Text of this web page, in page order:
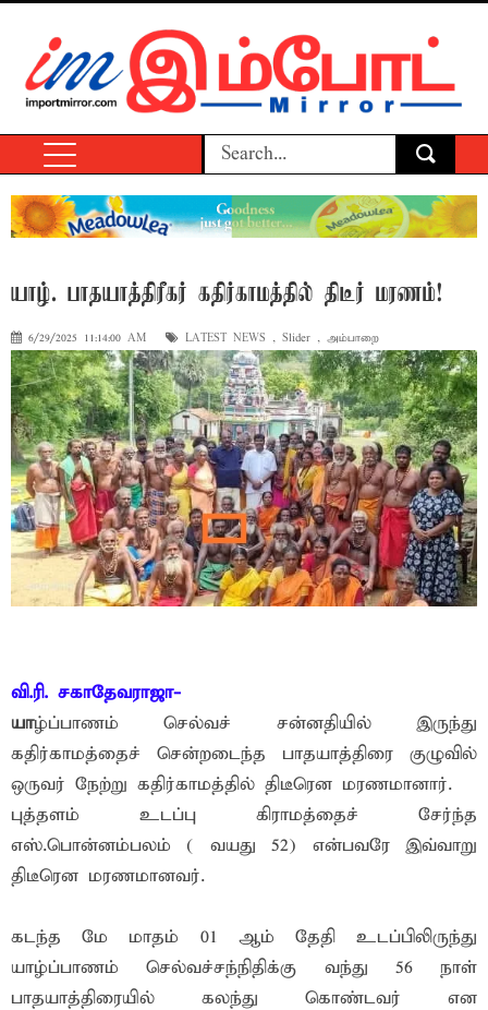
யாழ். பாதயாத்திரீகர் கதிர்காமத்தில் திடீர் மரணம்!
6/29/2025 11:14:00 AM LATEST NEWS , Slider , அம்பாறை
வி.ரி. சகாதேவராஜா-
யாழ்ப்பாணம் செல்வச் சன்னதியில் இருந்து
கதிர்காமத்தைச் சென்றடைந்த பாதயாத்திரை குழுவில்
ஒருவர் நேற்று கதிர்காமத்தில் திடீரென மரணமானார்.
புத்தளம் உடப்பு கிராமத்தைச் சேர்ந்த
எஸ்.பொன்னம்பலம் ( வயது 52) என்பவரே இவ்வாறு
திடீரென மரணமானவர்.
கடந்த மே மாதம் 01 ஆம் தேதி உடப்பிலிருந்து
யாழ்ப்பாணம் செல்வச்சந்நிதிக்கு வந்து 56 நாள்
பாதயாத்திரையில் கலந்து கொண்டவர் என